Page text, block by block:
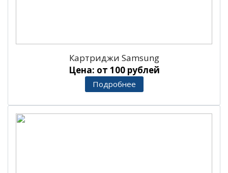
Картриджи Samsung
Цена: от 100 рублей
Подробнее